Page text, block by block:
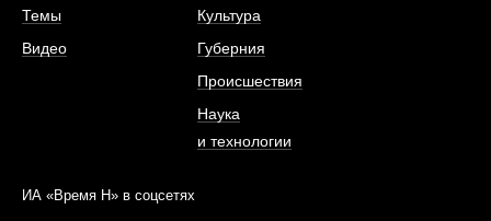
Темы
Видео
Культура
Губерния
Происшествия
Наука
и технологии
ИА «Время Н» в соцсетях